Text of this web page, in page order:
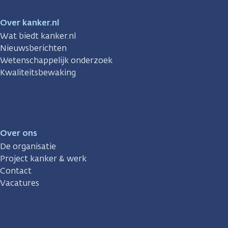
Over kanker.nl
Wat biedt kanker.nl
Nieuwsberichten
Wetenschappelijk onderzoek
Kwaliteitsbewaking
Over ons
De organisatie
Project kanker & werk
Contact
Vacatures